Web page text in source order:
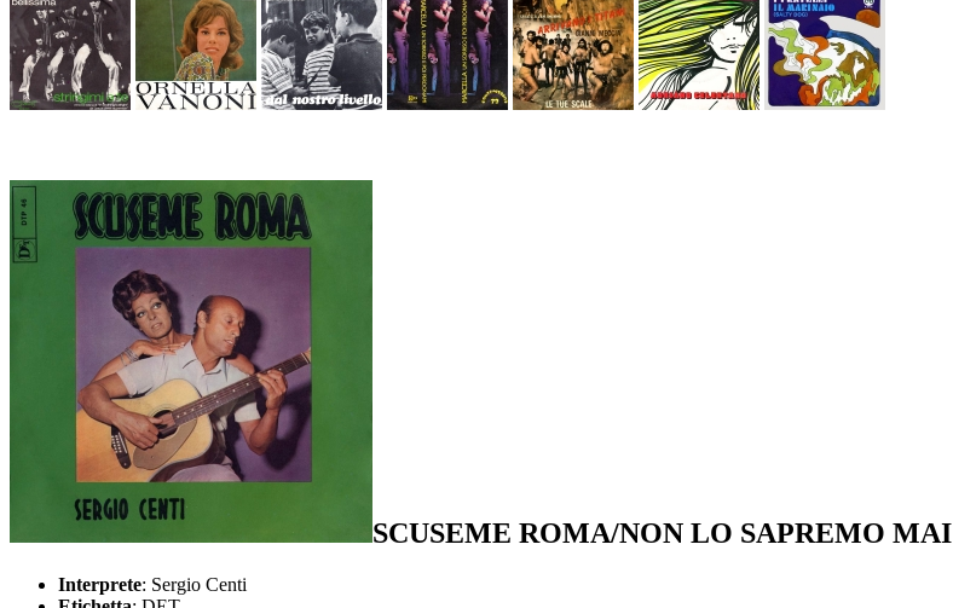
SCUSEME ROMA/NON LO SAPREMO MAI
Interprete: Sergio Centi